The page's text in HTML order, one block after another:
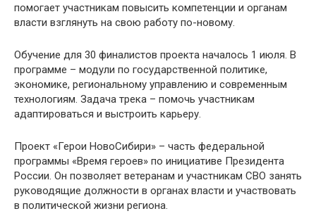
помогает участникам повысить компетенции и органам
власти взглянуть на свою работу по-новому.
Обучение для 30 финалистов проекта началось 1 июля. В
программе – модули по государственной политике,
экономике, региональному управлению и современным
технологиям. Задача трека – помочь участникам
адаптироваться и выстроить карьеру.
Проект «Герои НовоСибири» – часть федеральной
программы «Время героев» по инициативе Президента
России. Он позволяет ветеранам и участникам СВО занять
руководящие должности в органах власти и участвовать
в политической жизни региона.